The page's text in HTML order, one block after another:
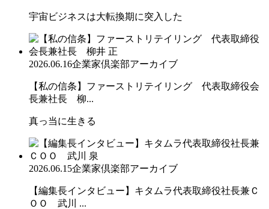
宇宙ビジネスは大転換期に突入した
2026.06.16企業家倶楽部アーカイブ
【私の信条】ファーストリテイリング 代表取締役会
長兼社長 柳...
真っ当に生きる
2026.06.15企業家倶楽部アーカイブ
【編集長インタビュー】キタムラ代表取締役社長兼Ｃ
ＯＯ 武川 ...